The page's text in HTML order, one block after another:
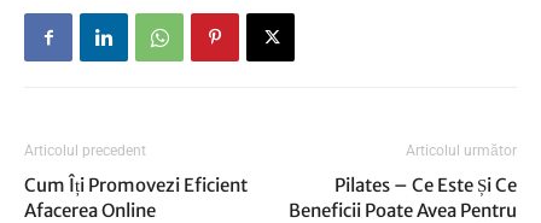
Articolul precedent
Cum Îți Promovezi Eficient
Afacerea Online
Articolul următor
Pilates – Ce Este Și Ce
Beneficii Poate Avea Pentru